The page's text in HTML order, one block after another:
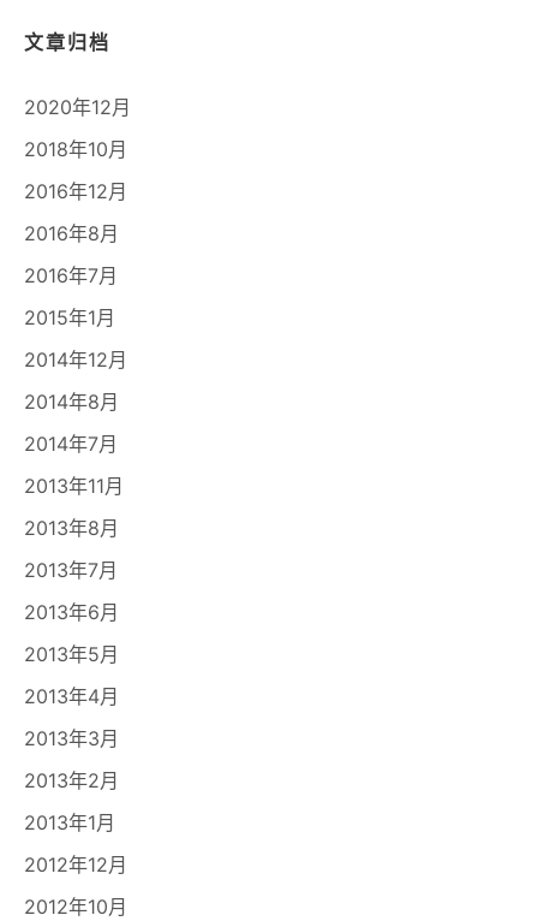
文章归档
2020年12月
2018年10月
2016年12月
2016年8月
2016年7月
2015年1月
2014年12月
2014年8月
2014年7月
2013年11月
2013年8月
2013年7月
2013年6月
2013年5月
2013年4月
2013年3月
2013年2月
2013年1月
2012年12月
2012年10月